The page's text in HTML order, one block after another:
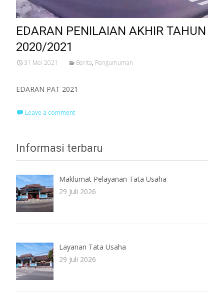
EDARAN PENILAIAN AKHIR TAHUN
2020/2021
31 Mei 2021 Berita, Pengumuman
EDARAN PAT 2021
Leave a comment
Informasi terbaru
Maklumat Pelayanan Tata Usaha
29 Juli 2026
Layanan Tata Usaha
29 Juli 2026